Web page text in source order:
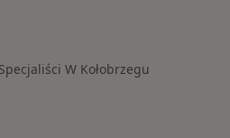
W Kołobrzegu